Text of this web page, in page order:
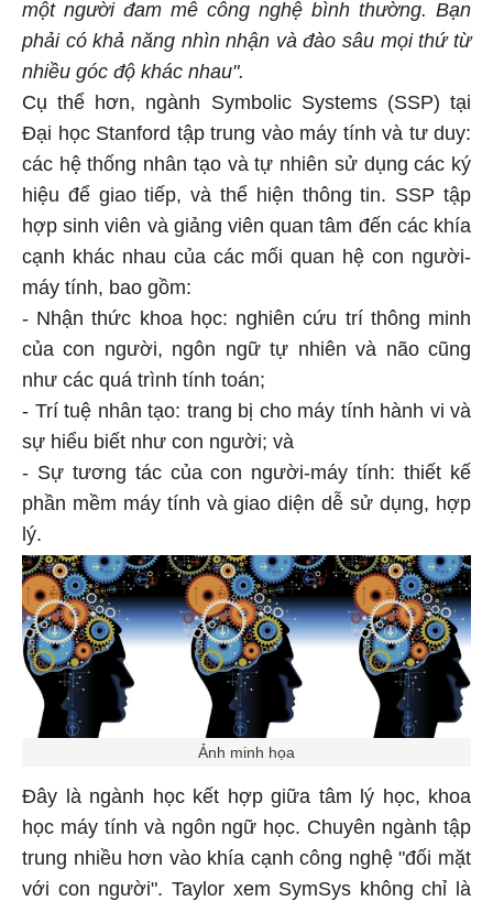
một người đam mê công nghệ bình thường. Bạn
phải có khả năng nhìn nhận và đào sâu mọi thứ từ
nhiều góc độ khác nhau".
Cụ thể hơn, ngành Symbolic Systems (SSP) tại
Đại học Stanford tập trung vào máy tính và tư duy:
các hệ thống nhân tạo và tự nhiên sử dụng các ký
hiệu để giao tiếp, và thể hiện thông tin. SSP tập
hợp sinh viên và giảng viên quan tâm đến các khía
cạnh khác nhau của các mối quan hệ con người-
máy tính, bao gồm:
- Nhận thức khoa học: nghiên cứu trí thông minh
của con người, ngôn ngữ tự nhiên và não cũng
như các quá trình tính toán;
- Trí tuệ nhân tạo: trang bị cho máy tính hành vi và
sự hiểu biết như con người; và
- Sự tương tác của con người-máy tính: thiết kế
phần mềm máy tính và giao diện dễ sử dụng, hợp
lý.
Ảnh minh họa
Đây là ngành học kết hợp giữa tâm lý học, khoa
học máy tính và ngôn ngữ học. Chuyên ngành tập
trung nhiều hơn vào khía cạnh công nghệ "đối mặt
với con người". Taylor xem SymSys không chỉ là